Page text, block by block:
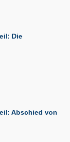
Die
Abschied von